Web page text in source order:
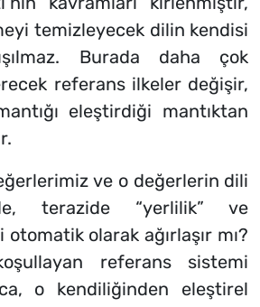
temizleyecek dilin kendisi
Burada daha çok
referans ilkeler değişir,
eleştirdiği mantıktan
ve o değerlerin dili
terazide “yerlilik” ve
olarak ağırlaşır mı?
referans sistemi
o kendiliğinden eleştirel